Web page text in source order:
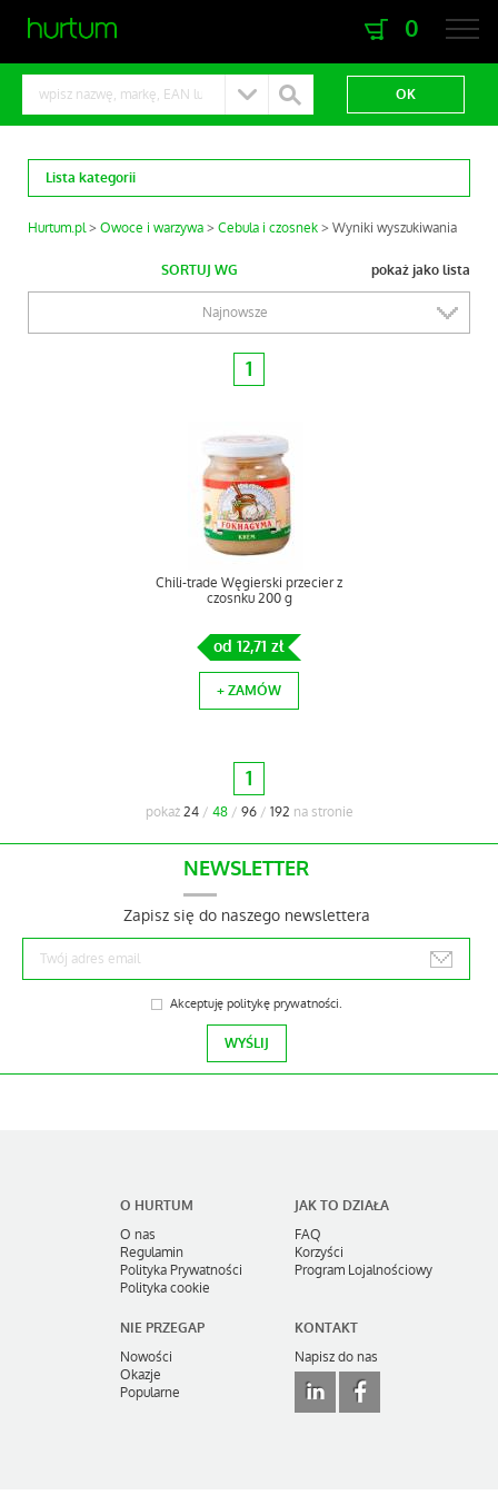
0
Lista kategorii
Hurtum.pl Owoce i warzywa Cebula i czosnek Wyniki wyszukiwania
pokaż jako lista
SORTUJ WG
Najnowsze
1
Chili-trade Węgierski przecier z
czosnku 200 g
od 12,71 zł
+ ZAMÓW
1
pokaż24/ 48/ 96/ 192 na stronie
NEWSLETTER
Zapisz się do naszego newslettera
Akceptuję politykę prywatności.
O HURTUM
O nas
Regulamin
Polityka Prywatności
Polityka cookie
JAK TO DZIAŁA
FAQ
Korzyści
Program Lojalnościowy
NIE PRZEGAP
Nowości
Okazje
Popularne
KONTAKT
Napisz do nas